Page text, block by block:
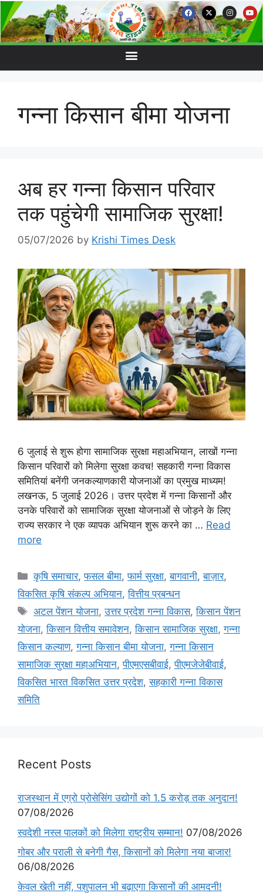
गन्ना किसान बीमा योजना
अब हर गन्ना किसान परिवार
तक पहुंचेगी सामाजिक सुरक्षा!
05/07/2026 by Krishi Times Desk
6 जुलाई से शुरू होगा सामाजिक सुरक्षा महाअभियान, लाखों गन्ना
किसान परिवारों को मिलेगा सुरक्षा कवच! सहकारी गन्ना विकास
समितियां बनेंगी जनकल्याणकारी योजनाओं का प्रमुख माध्यम!
लखनऊ, 5 जुलाई 2026। उत्तर प्रदेश में गन्ना किसानों और
उनके परिवारों को सामाजिक सुरक्षा योजनाओं से जोड़ने के लिए
राज्य सरकार ने एक व्यापक अभियान शुरू करने का … Read
more
कृषि समाचार,फसल बीमा,फार्म सुरक्षा,बागवानी,बाज़ार,
विकसित कृषि संकल्प अभियान,वित्तीय प्रबन्धन
अटल पेंशन योजना,उत्तर प्रदेश गन्ना विकास,किसान पेंशन
योजना,किसान वित्तीय समावेशन,किसान सामाजिक सुरक्षा,गन्ना
किसान कल्याण,गन्ना किसान बीमा योजना,गन्ना किसान
सामाजिक सुरक्षा महाअभियान,पीएमएसबीवाई,पीएमजेजेबीवाई,
विकसित भारत विकसित उत्तर प्रदेश,सहकारी गन्ना विकास
समिति
Recent Posts
राजस्थान में एग्रो प्रोसेसिंग उद्योगों को 1.5 करोड़ तक अनुदान!
07/08/2026
स्वदेशी नस्ल पालकों को मिलेगा राष्ट्रीय सम्मान! 07/08/2026
गोबर और पराली से बनेगी गैस, किसानों को मिलेगा नया बाजार!
06/08/2026
केवल खेती नहीं, पशुपालन भी बढ़ाएगा किसानों की आमदनी!